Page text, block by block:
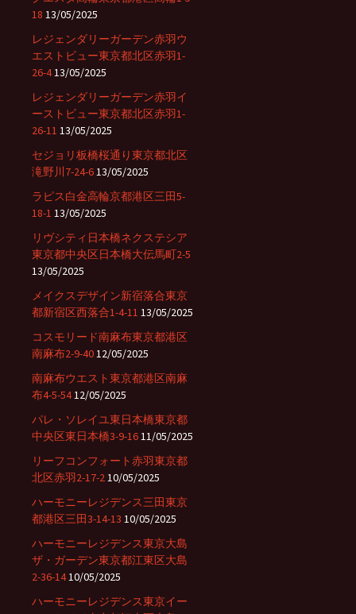
18 13/05/2025
レジェンダリーガーデン赤羽ウ
エストビュー東京都北区赤羽1-
26-413/05/2025
レジェンダリーガーデン赤羽イ
ーストビュー東京都北区赤羽1-
26-11 13/05/2025
セジョリ板橋桜通り東京都北区
滝野川7-24-613/05/2025
ラピス白金高輪京都港区三田5-
18-1 13/05/2025
リヴシティ日本橋ネクステシア
東京都中央区日本橋大伝馬町2-5
13/05/2025
メイクスデザイン新宿落合東京
都新宿区西落合1-4-11 13/05/2025
コスモリード南麻布東京都港区
南麻布2-9-4012/05/2025
南麻布ウエスト東京都港区南麻
布4-5-5412/05/2025
パレ・ソレイユ東日本橋東京都
中央区東日本橋3-9-1611/05/2025
リーフコンフォート赤羽東京都
北区赤羽2-17-210/05/2025
ハーモニーレジデンス三田東京
都港区三田3-14-13 10/05/2025
ハーモニーレジデンス東京大島
ザ・ガーデン東京都江東区大島
2-36-1410/05/2025
ハーモニーレジデンス東京イー